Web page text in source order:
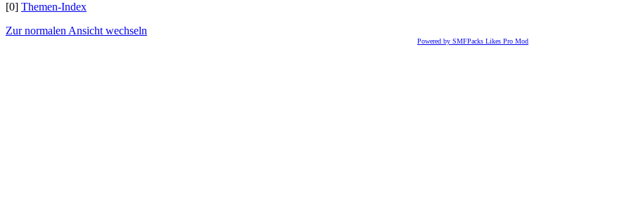
[0] Themen-Index
Zur normalen Ansicht wechseln
Powered by SMFPacks Likes Pro Mod